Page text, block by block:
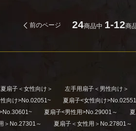
前のページ 24商品中 1-12商
扇子＜女性向け＞ 左手用扇子＜男性向け＞
向け>No.02051~ 夏扇子<女性向け
夏扇子<男性用>No.29001～
＞No.27301～ 夏扇子＜女性用＞No.27801～